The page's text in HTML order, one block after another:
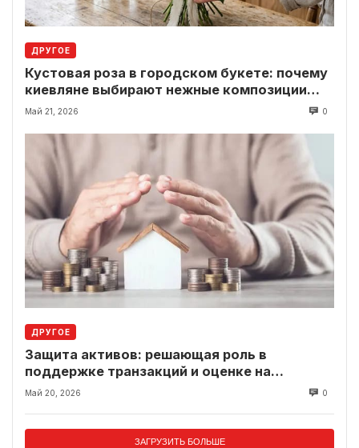
ДРУГОЕ
Кустовая роза в городском букете: почему
киевляне выбирают нежные композиции
вместо классики
Май 21, 2026 0
ДРУГОЕ
Защита активов: решающая роль в
поддержке транзакций и оценке на
современном рынке
Май 20, 2026 0
ЗАГРУЗИТЬ БОЛЬШЕ